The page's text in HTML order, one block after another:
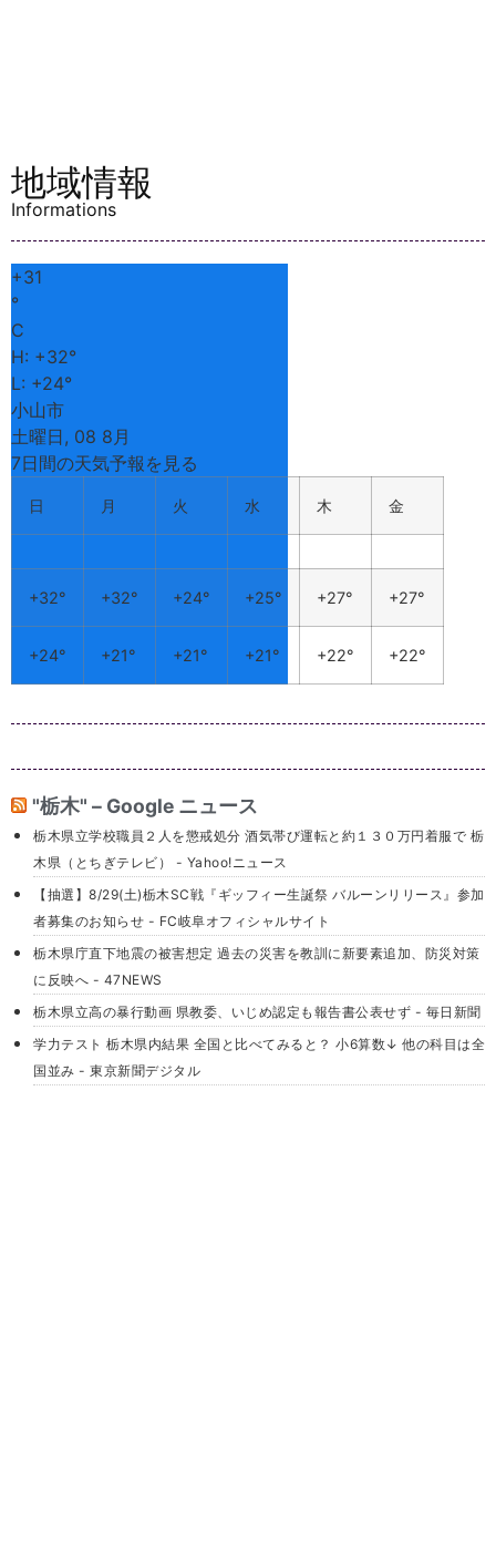
地域情報
Informations
+31
°
C
H: +32°
L: +24°
小山市
土曜日, 08 8月
7日間の天気予報を見る
日 月 火 水 木 金
+32° +32° +24° +25° +27° +27°
+24° +21° +21° +21° +22° +22°
"栃木" – Google ニュース
栃木県立学校職員２人を懲戒処分 酒気帯び運転と約１３０万円着服で 栃
木県（とちぎテレビ） - Yahoo!ニュース
【抽選】8/29(土)栃木SC戦『ギッフィー生誕祭 バルーンリリース』参加
者募集のお知らせ - FC岐阜オフィシャルサイト
栃木県庁直下地震の被害想定 過去の災害を教訓に新要素追加、防災対策
に反映へ - 47NEWS
栃木県立高の暴行動画 県教委、いじめ認定も報告書公表せず - 毎日新聞
学力テスト 栃木県内結果 全国と比べてみると？ 小6算数↓ 他の科目は全
国並み - 東京新聞デジタル